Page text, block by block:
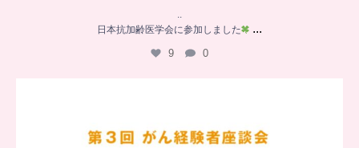
..
日本抗加齢医学会に参加しました
...
9 0